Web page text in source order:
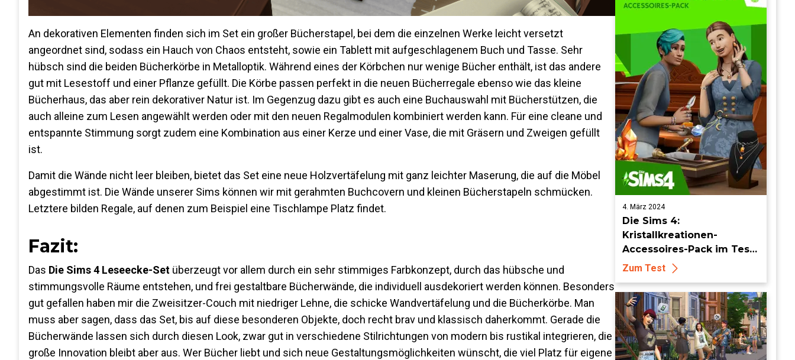
An dekorativen Elementen finden sich im Set ein großer Bücherstapel, bei dem die einzelnen Werke leicht versetzt
angeordnet sind, sodass ein Hauch von Chaos entsteht, sowie ein Tablett mit aufgeschlagenem Buch und Tasse. Sehr
hübsch sind die beiden Bücherkörbe in Metalloptik. Während eines der Körbchen nur wenige Bücher enthält, ist das andere
gut mit Lesestoff und einer Pflanze gefüllt. Die Körbe passen perfekt in die neuen Bücherregale ebenso wie das kleine
Bücherhaus, das aber rein dekorativer Natur ist. Im Gegenzug dazu gibt es auch eine Buchauswahl mit Bücherstützen, die
auch alleine zum Lesen angewählt werden oder mit den neuen Regalmodulen kombiniert werden kann. Für eine cleane und
entspannte Stimmung sorgt zudem eine Kombination aus einer Kerze und einer Vase, die mit Gräsern und Zweigen gefüllt
ist.
Damit die Wände nicht leer bleiben, bietet das Set eine neue Holzvertäfelung mit ganz leichter Maserung, die auf die Möbel
abgestimmt ist. Die Wände unserer Sims können wir mit gerahmten Buchcovern und kleinen Bücherstapeln schmücken.
Letztere bilden Regale, auf denen zum Beispiel eine Tischlampe Platz findet.
Fazit:
Das Die Sims 4 Leseecke-Set überzeugt vor allem durch ein sehr stimmiges Farbkonzept, durch das hübsche und
stimmungsvolle Räume entstehen, und frei gestaltbare Bücherwände, die individuell ausdekoriert werden können. Besonders
gut gefallen haben mir die Zweisitzer-Couch mit niedriger Lehne, die schicke Wandvertäfelung und die Bücherkörbe. Man
muss aber sagen, dass das Set, bis auf diese besonderen Objekte, doch recht brav und klassisch daherkommt. Gerade die
Bücherwände lassen sich durch diesen Look, zwar gut in verschiedene Stilrichtungen von modern bis rustikal integrieren, die
große Innovation bleibt aber aus. Wer Bücher liebt und sich neue Gestaltungsmöglichkeiten wünscht, die viel Platz für eigene
4. März 2024
Die Sims 4:
Kristallkreationen-
Accessoires-Pack im Test:
Diamonds are a Sims' best
Zum Test